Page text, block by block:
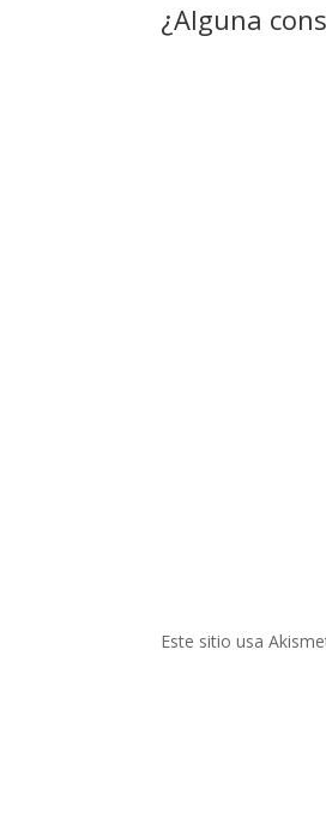
¿Alguna
Este sitio usa